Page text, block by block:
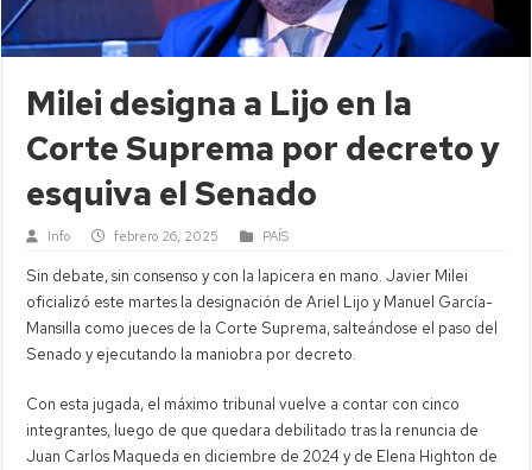
Milei designa a Lijo en la
Corte Suprema por decreto y
esquiva el Senado
Info febrero 26, 2025 PAÍS
Sin debate, sin consenso y con la lapicera en mano. Javier Milei
oficializó este martes la designación de Ariel Lijo y Manuel García-
Mansilla como jueces de la Corte Suprema, salteándose el paso del
Senado y ejecutando la maniobra por decreto.
Con esta jugada, el máximo tribunal vuelve a contar con cinco
integrantes, luego de que quedara debilitado tras la renuncia de
Juan Carlos Maqueda en diciembre de 2024 y de Elena Highton de